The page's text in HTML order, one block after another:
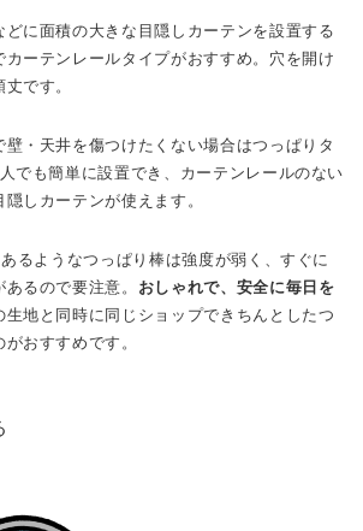
に面積の大きな目隠しカーテンを設置する
カーテンレールタイプがおすすめ。穴を開け
です。
・天井を傷つけたくない場合はつっぱりタ
でも簡単に設置でき、カーテンレールのない
しカーテンが使えます。
るようなつっぱり棒は強度が弱く、すぐに
るので要注意。 おしゃれで、安全に毎日を
生地と同時に同じショップできちんとしたつ
おすすめです。